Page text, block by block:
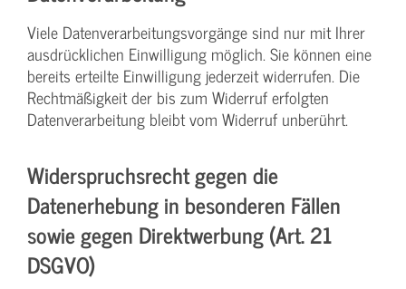
Viele Datenverarbeitungsvorgänge sind nur mit Ihrer
ausdrücklichen Einwilligung möglich. Sie können eine
bereits erteilte Einwilligung jederzeit widerrufen. Die
Rechtmäßigkeit der bis zum Widerruf erfolgten
Datenverarbeitung bleibt vom Widerruf unberührt.
Widerspruchsrecht gegen die
Datenerhebung in besonderen Fällen
sowie gegen Direktwerbung (Art. 21
DSGVO)